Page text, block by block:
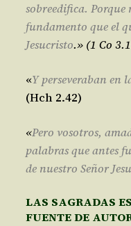
sobreedifica.
fundamento que el
Jesucristo.» (1 Co
«Y perseveraban en
(Hch 2.42)
«Pero vosotros,
palabras que antes
de nuestro Señor
LAS SAGRADAS
FUENTE DE